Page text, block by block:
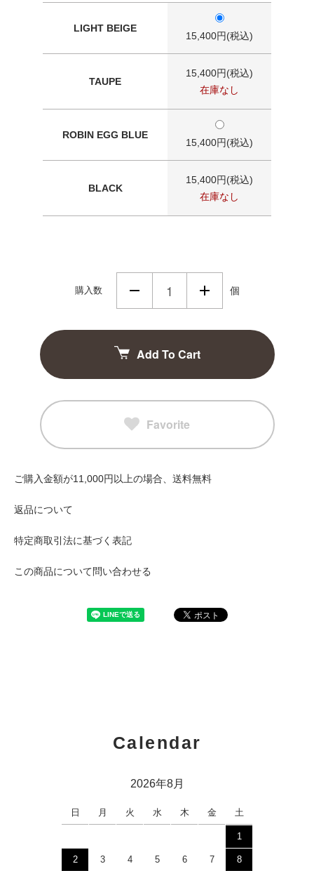
LIGHT BEIGE
15,400円(税込)
TAUPE
15,400円(税込)
在庫なし
ROBIN EGG BLUE
15,400円(税込)
BLACK
15,400円(税込)
在庫なし
購入数 個
Add To Cart
Favorite
ご購入金額が11,000円以上の場合、送料無料
返品について
特定商取引法に基づく表記
この商品について問い合わせる
Calendar
2026年8月
日 月 火 水 木 金 土
1
2 3 4 5 6 7 8